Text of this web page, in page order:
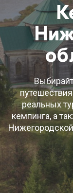
реальных
кемпинга, а